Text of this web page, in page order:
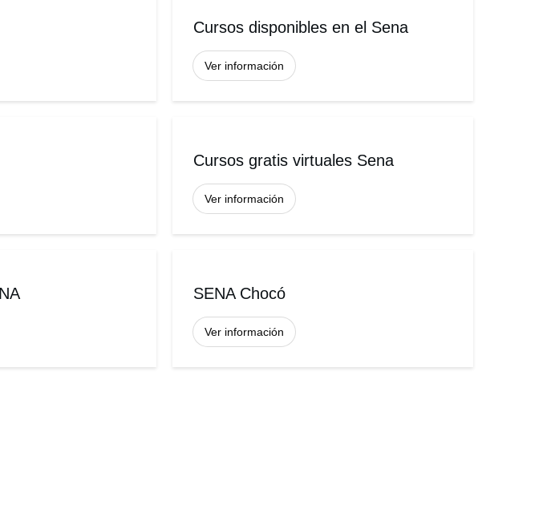
Cursos disponibles en el Sena
Ver información
Cursos gratis virtuales Sena
Ver información
SENA Chocó
Ver información